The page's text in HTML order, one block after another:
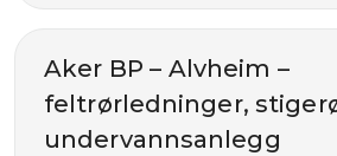
Aker BP – Alvheim –
feltrørledninger,
undervannsanlegg